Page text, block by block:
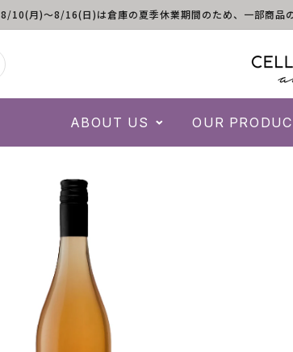
8/10(月)～8/16(日)は倉庫の夏季休業期間のため、一部商品
ABOUT US OUR